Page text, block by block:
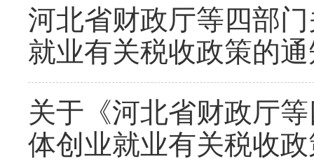
河北省财政厅等四部
就业有关税收政策的
关于《河北省财政厅
体创业就业有关税收